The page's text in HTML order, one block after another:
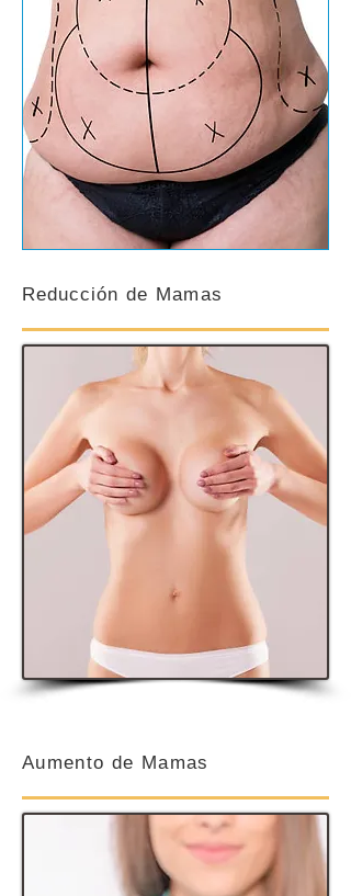
Reducción de Mamas
Aumento de Mamas